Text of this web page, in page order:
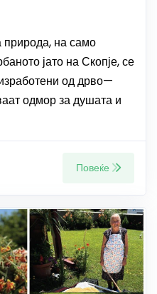
природа, на само
јато на Скопје, се
од дрво—
одмор за душата и
Повеќе